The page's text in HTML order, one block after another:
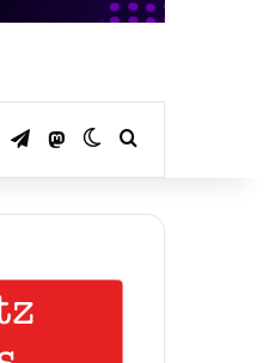
YouTubeTelegramMastodonSkin umschalten